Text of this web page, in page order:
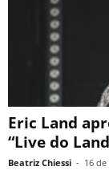
Eric Land
“Live do
Beatriz Chiessi - 16